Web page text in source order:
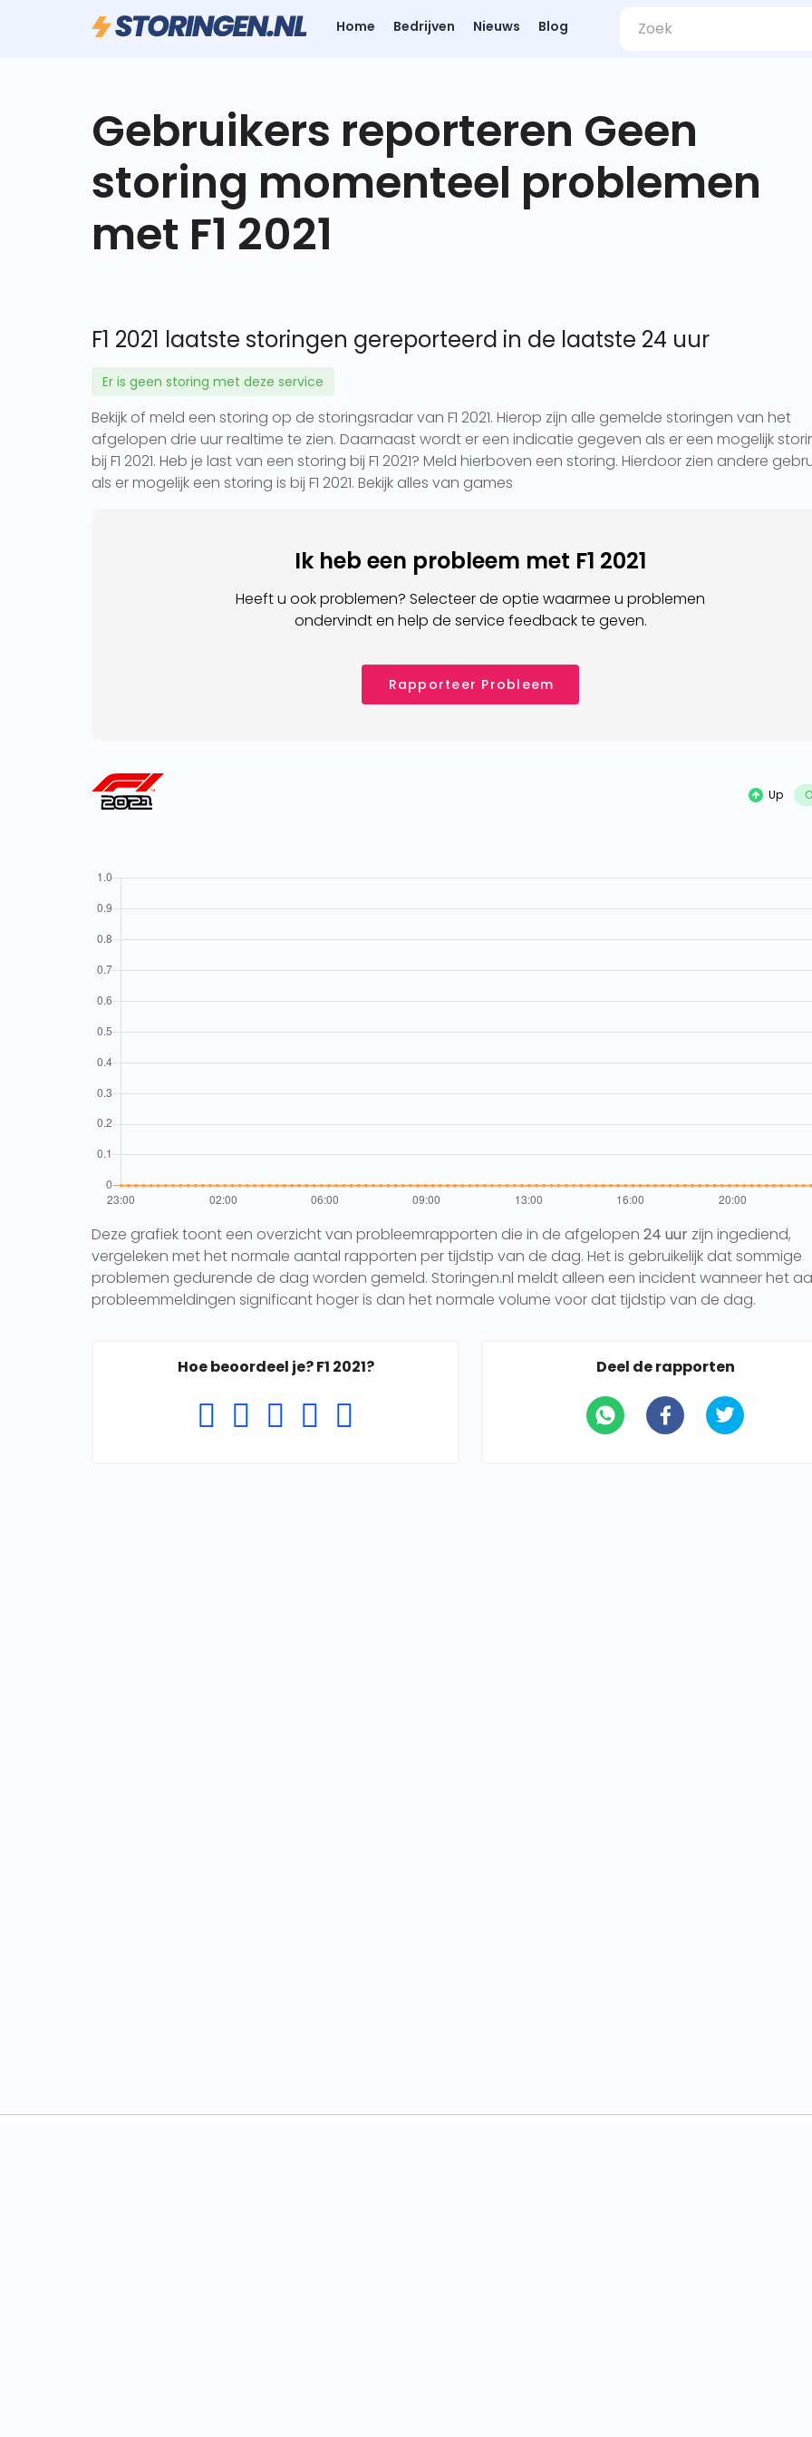
Home Bedrijven Nieuws Blog
Gebruikers reporteren Geen
storing momenteel problemen
met F1 2021
F1 2021 laatste storingen gereporteerd in de laatste 24 uur
Er is geen storing met deze service
Bekijk of meld een storing op de storingsradar van F1 2021. Hierop zijn alle gemelde storingen van het
afgelopen drie uur realtime te zien. Daarnaast wordt er een indicatie gegeven als er een mogelijk
bij F1 2021. Heb je last van een storing bij F1 2021? Meld hierboven een storing. Hierdoor zien andere
als er mogelijk een storing is bij F1 2021. Bekijk alles van games
Ik heb een probleem met F1 2021
Heeft u ook problemen? Selecteer de optie waarmee u problemen
ondervindt en help de service feedback te geven.
Rapporteer Probleem
Up
Deze grafiek toont een overzicht van probleemrapporten die in de afgelopen 24 uur zijn ingediend,
vergeleken met het normale aantal rapporten per tijdstip van de dag. Het is gebruikelijk dat sommige
problemen gedurende de dag worden gemeld. Storingen.nl meldt alleen een incident wanneer het
probleemmeldingen significant hoger is dan het normale volume voor dat tijdstip van de dag.
Hoe beoordeel je? F1 2021? Deel de rapporten